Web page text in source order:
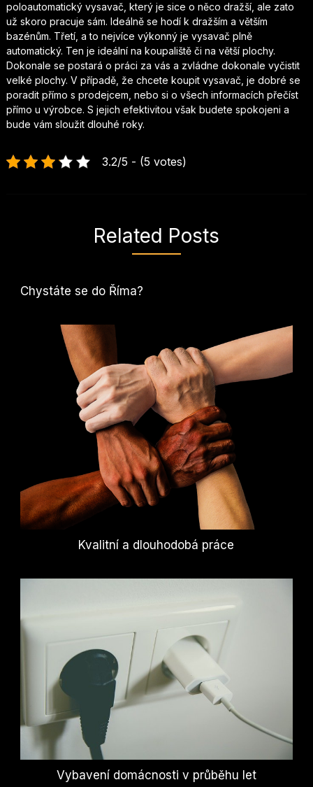
poloautomatický vysavač, který je sice o něco dražší, ale zato
už skoro pracuje sám. Ideálně se hodí k dražším a větším
bazénům. Třetí, a to nejvíce výkonný je vysavač plně
automatický. Ten je ideální na koupaliště či na větší plochy.
Dokonale se postará o práci za vás a zvládne dokonale vyčistit
velké plochy. V případě, že chcete koupit vysavač, je dobré se
poradit přímo s prodejcem, nebo si o všech informacích přečíst
přímo u výrobce. S jejich efektivitou však budete spokojeni a
bude vám sloužit dlouhé roky.
3.2/5 - (5 votes)
Related Posts
Chystáte se do Říma?
Kvalitní a dlouhodobá práce
Vybavení domácnosti v průběhu let